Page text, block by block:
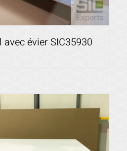
évier SIC35930